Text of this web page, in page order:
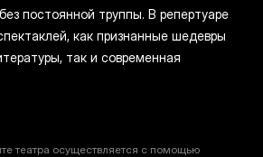
постоянной труппы. В репертуаре
как признанные шедевры
так и современная
театра осуществляется с помощью